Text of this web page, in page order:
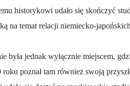
historykowi udało się skończyć
na temat relacji niemiecko-
była jednak wyłącznie miejscem,
poznał tam również swoją